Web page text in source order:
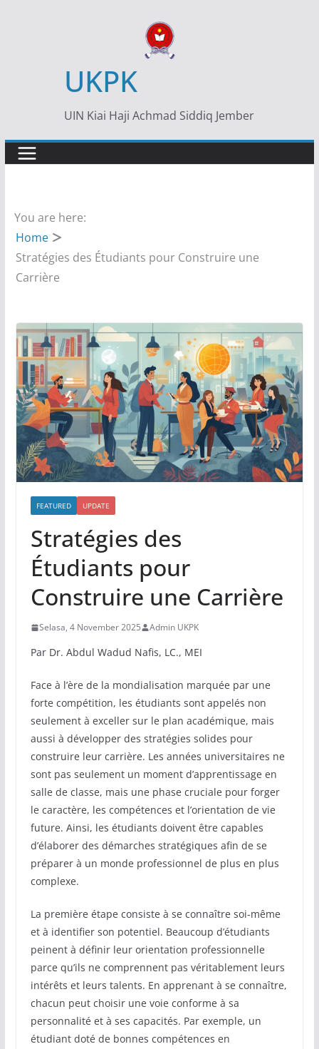
UKPK
UIN Kiai Haji Achmad Siddiq Jember
You are here:
Home
Stratégies des Étudiants pour Construire une
Carrière
FEATURED UPDATE
Stratégies des
Étudiants pour
Construire une Carrière
Selasa, 4 November 2025 Admin UKPK
Par Dr. Abdul Wadud Nafis, LC., MEI
Face à l’ère de la mondialisation marquée par une
forte compétition, les étudiants sont appelés non
seulement à exceller sur le plan académique, mais
aussi à développer des stratégies solides pour
construire leur carrière. Les années universitaires ne
sont pas seulement un moment d’apprentissage en
salle de classe, mais une phase cruciale pour forger
le caractère, les compétences et l’orientation de vie
future. Ainsi, les étudiants doivent être capables
d’élaborer des démarches stratégiques afin de se
préparer à un monde professionnel de plus en plus
complexe.
La première étape consiste à se connaître soi-même
et à identifier son potentiel. Beaucoup d’étudiants
peinent à définir leur orientation professionnelle
parce qu’ils ne comprennent pas véritablement leurs
intérêts et leurs talents. En apprenant à se connaître,
chacun peut choisir une voie conforme à sa
personnalité et à ses capacités. Par exemple, un
étudiant doté de bonnes compétences en